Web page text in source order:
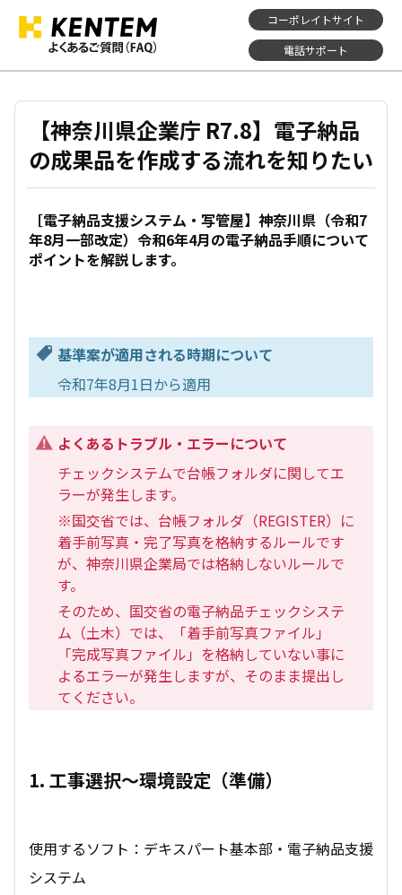
コーポレイトサイト
電話サポート
【神奈川県企業庁 R7.8】電子納品
の成果品を作成する流れを知りたい
［電子納品支援システム・写管屋】神奈川県（令和7
年8月一部改定）令和6年4月の電子納品手順について
ポイントを解説します。
基準案が適用される時期について
令和7年8月1日から適用
よくあるトラブル・エラーについて
チェックシステムで台帳フォルダに関してエ
ラーが発生します。
※国交省では、台帳フォルダ（REGISTER）に
着手前写真・完了写真を格納するルールです
が、神奈川県企業局では格納しないルールで
す。
そのため、国交省の電子納品チェックシステ
ム（土木）では、「着手前写真ファイル」
「完成写真ファイル」を格納していない事に
よるエラーが発生しますが、そのまま提出し
てください。
1. 工事選択～環境設定（準備）
使用するソフト：デキスパート基本部・電子納品支援
システム